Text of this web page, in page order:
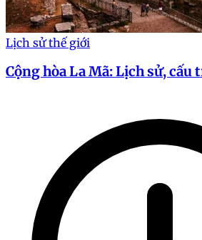
Lịch sử thế giới
Cộng hòa La Mã: Lịch sử, cấu